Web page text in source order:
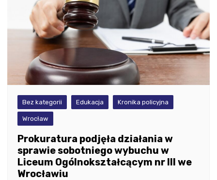
Bez kategorii Edukacja Kronika policyjna
Wrocław
Prokuratura podjęła działania w
sprawie sobotniego wybuchu w
Liceum Ogólnokształcącym nr III we
Wrocławiu